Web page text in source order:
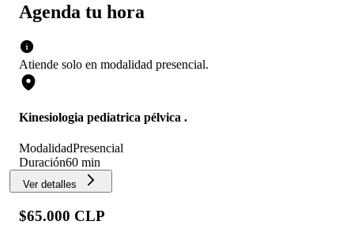
Agenda tu hora
Atiende solo en modalidad presencial.
Kinesiologia pediatrica pélvica .
ModalidadPresencial
Duración60 min
Ver detalles
$65.000 CLP